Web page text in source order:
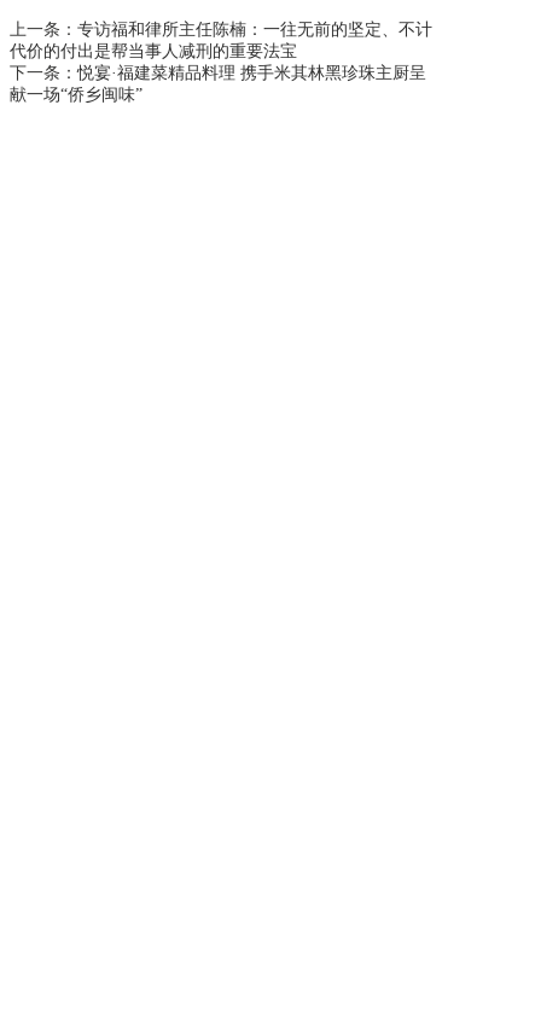
上一条： 专访福和律所主任陈楠：一往无前的坚定、不计
代价的付出是帮当事人减刑的重要法宝
下一条：悦宴·福建菜精品料理 携手米其林黑珍珠主厨呈
献一场“侨乡闽味”